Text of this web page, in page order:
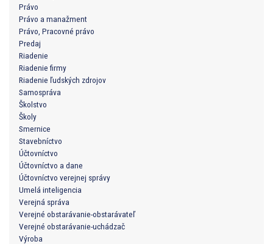
Právo
Právo a manažment
Právo, Pracovné právo
Predaj
Riadenie
Riadenie firmy
Riadenie ľudských zdrojov
Samospráva
Školstvo
Školy
Smernice
Stavebníctvo
Účtovníctvo
Účtovníctvo a dane
Účtovníctvo verejnej správy
Umelá inteligencia
Verejná správa
Verejné obstarávanie-obstarávateľ
Verejné obstarávanie-uchádzač
Výroba